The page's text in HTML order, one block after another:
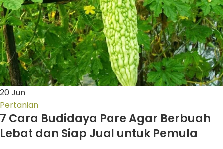
20Jun
Pertanian
7 Cara Budidaya Pare Agar Berbuah
Lebat dan Siap Jual untuk Pemula